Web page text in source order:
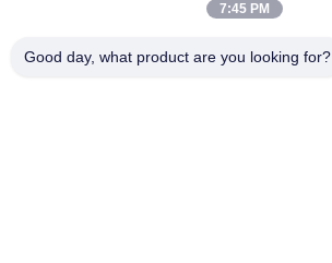
Địa chỉ
7:45 PM
Good day, what product are you looking for?